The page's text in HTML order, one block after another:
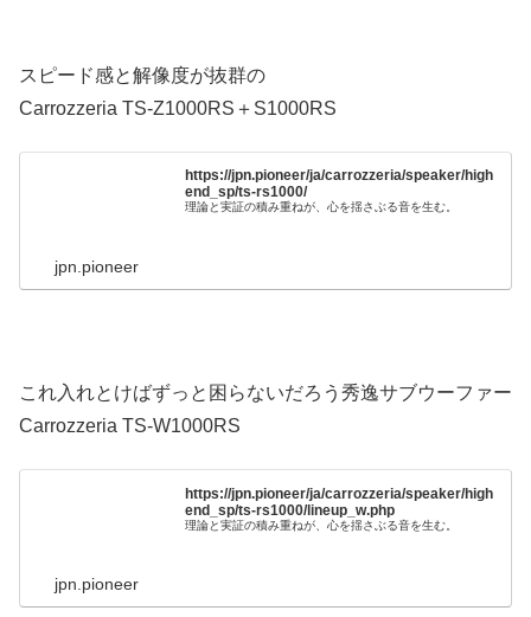
スピード感と解像度が抜群の
Carrozzeria TS-Z1000RS＋S1000RS
https://jpn.pioneer/ja/carrozzeria/speaker/high
end_sp/ts-rs1000/
理論と実証の積み重ねが、心を揺さぶる音を生む。
jpn.pioneer
これ入れとけばずっと困らないだろう秀逸サブウーファー
Carrozzeria TS-W1000RS
https://jpn.pioneer/ja/carrozzeria/speaker/high
end_sp/ts-rs1000/lineup_w.php
理論と実証の積み重ねが、心を揺さぶる音を生む。
jpn.pioneer